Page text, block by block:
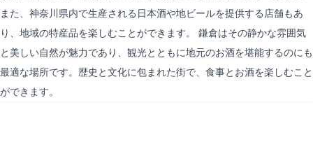
また、神奈川県内で生産される日本酒や地ビールを提供する店舗もあ
り、地域の特産品を楽しむことができます。 鎌倉はその静かな雰囲気
と美しい自然が魅力であり、観光とともに地元のお酒を堪能するのにも
最適な場所です。歴史と文化に包まれた街で、食事とお酒を楽しむこと
ができます。